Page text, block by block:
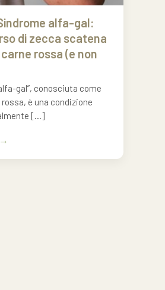
alfa-gal:
di zecca scatena
rossa (e non
gal”, conosciuta come
è una condizione
[…]